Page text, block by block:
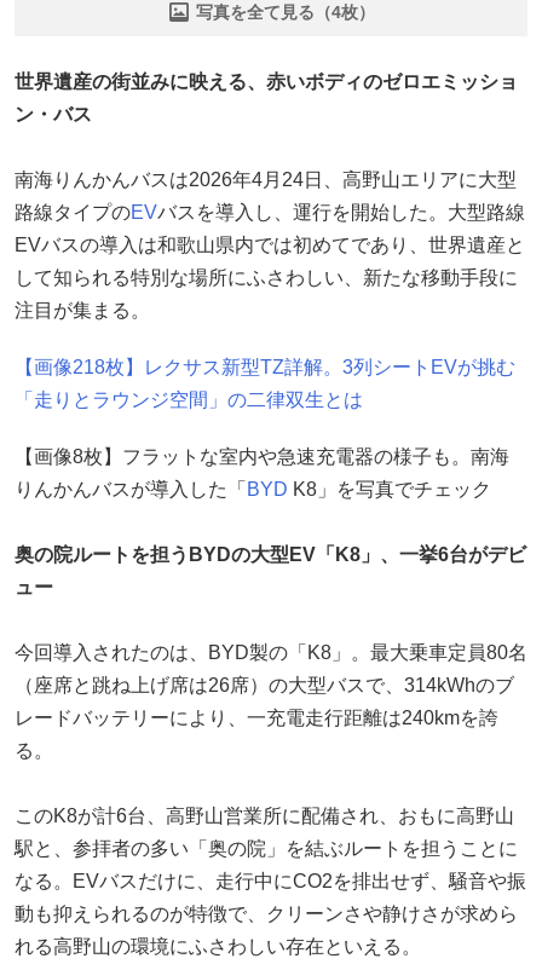
写真を全て見る（4枚）
世界遺産の街並みに映える、赤いボディのゼロエミッショ
ン・バス
南海りんかんバスは2026年4月24日、高野山エリアに大型
路線タイプのEVバスを導入し、運行を開始した。大型路線
EVバスの導入は和歌山県内では初めてであり、世界遺産と
して知られる特別な場所にふさわしい、新たな移動手段に
注目が集まる。
【画像218枚】レクサス新型TZ詳解。3列シートEVが挑む
「走りとラウンジ空間」の二律双生とは
【画像8枚】フラットな室内や急速充電器の様子も。南海
りんかんバスが導入した「 BYD K8」を写真でチェック
奥の院ルートを担うBYDの大型EV「K8」、一挙6台がデビ
ュー
今回導入されたのは、BYD製の「K8」。最大乗車定員80名
（座席と跳ね上げ席は26席）の大型バスで、314kWhのブ
レードバッテリーにより、一充電走行距離は240kmを誇
る。
このK8が計6台、高野山営業所に配備され、おもに高野山
駅と、参拝者の多い「奥の院」を結ぶルートを担うことに
なる。EVバスだけに、走行中にCO2を排出せず、騒音や振
動も抑えられるのが特徴で、クリーンさや静けさが求めら
れる高野山の環境にふさわしい存在といえる。